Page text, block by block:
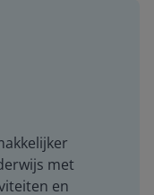
met
en